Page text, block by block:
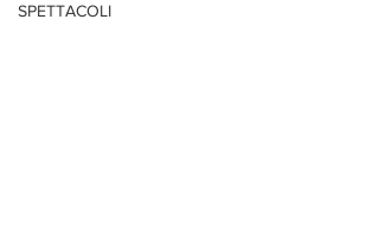
SPETTACOLI